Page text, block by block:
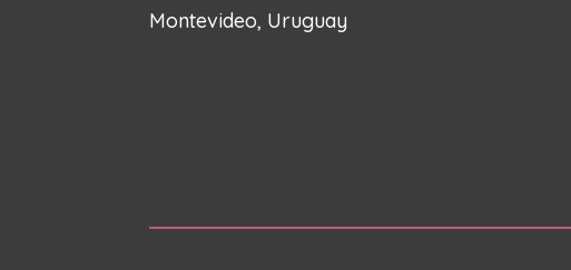
Montevideo, Uruguay